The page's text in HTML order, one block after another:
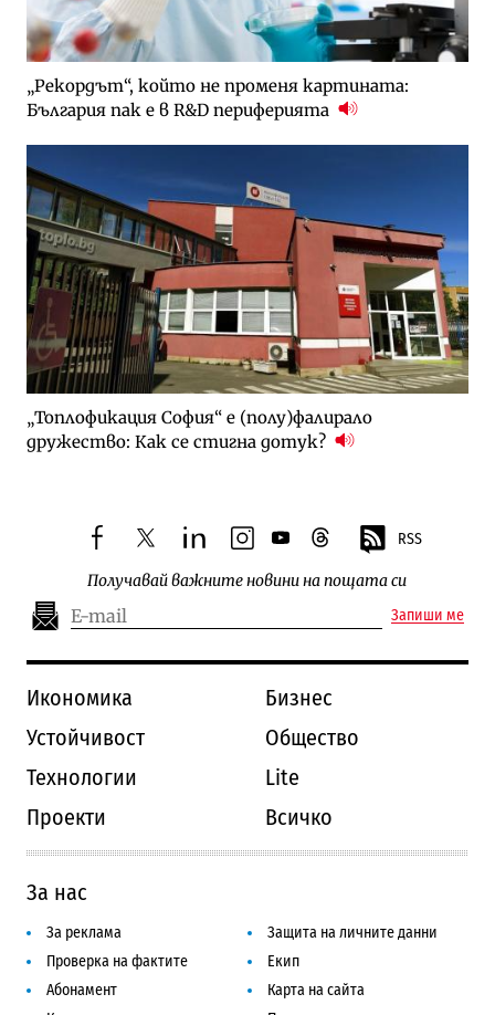
„Рекордът“, който не променя картината:
България пак е в R&D периферията
„Топлофикация София“ e (полу)фалирало
дружество: Как се стигна дотук?
facebooktwitterlinkedininstagram
youtubethreads RSS
Получавай важните новини на пощата си
Запиши ме
Икономика
Бизнес
Устойчивост
Общество
Технологии
Lite
Проекти
Всичко
За нас
За реклама
Защита на личните данни
Проверка на фактите
Екип
Абонамент
Карта на сайта